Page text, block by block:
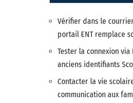
Vérifier dans le
portail ENT remplace
Tester la connexion
anciens identifiants
Contacter la vie
communication aux